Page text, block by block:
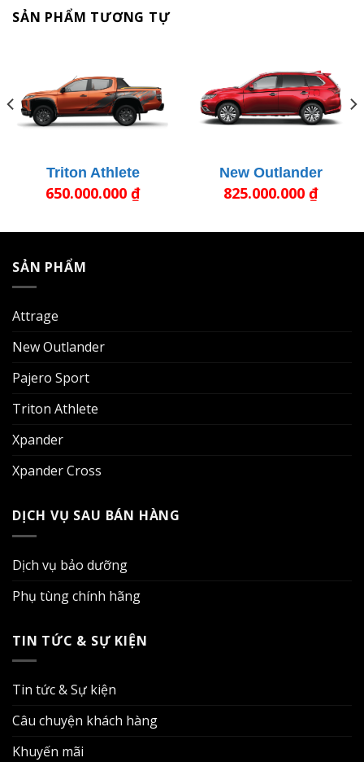
SẢN PHẨM TƯƠNG TỰ
Triton Athlete
650.000.000 ₫
New Outlander
825.000.000 ₫
SẢN PHẨM
Attrage
New Outlander
Pajero Sport
Triton Athlete
Xpander
Xpander Cross
DỊCH VỤ SAU BÁN HÀNG
Dịch vụ bảo dưỡng
Phụ tùng chính hãng
TIN TỨC & SỰ KIỆN
Tin tức & Sự kiện
Câu chuyện khách hàng
Khuyến mãi